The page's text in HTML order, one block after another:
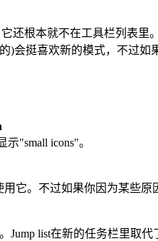
还根本就不在工具栏列表
会挺喜欢新的模式，不过
"small icons"。
它。不过如果你因为某些
Jump list在新的任务栏里